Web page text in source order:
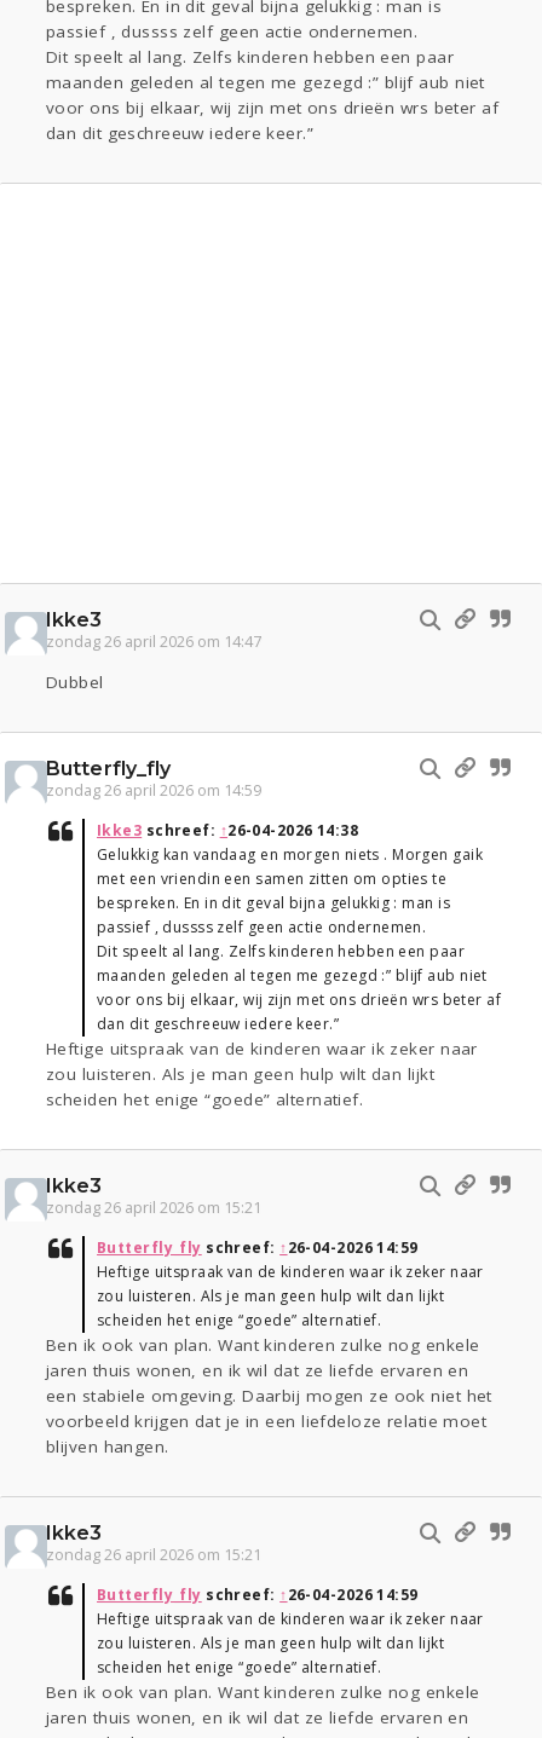
bespreken. En in dit geval bijna gelukkig : man is
passief , dussss zelf geen actie ondernemen.
Dit speelt al lang. Zelfs kinderen hebben een paar
maanden geleden al tegen me gezegd :” blijf aub niet
voor ons bij elkaar, wij zijn met ons drieën wrs beter af
dan dit geschreeuw iedere keer.”
Ikke3
zondag 26 april 2026 om 14:47
Dubbel
Butterfly_fly
zondag 26 april 2026 om 14:59
Ikke3 schreef: ↑26-04-2026 14:38
Gelukkig kan vandaag en morgen niets . Morgen gaik
met een vriendin een samen zitten om opties te
bespreken. En in dit geval bijna gelukkig : man is
passief , dussss zelf geen actie ondernemen.
Dit speelt al lang. Zelfs kinderen hebben een paar
maanden geleden al tegen me gezegd :” blijf aub niet
voor ons bij elkaar, wij zijn met ons drieën wrs beter af
dan dit geschreeuw iedere keer.”
Heftige uitspraak van de kinderen waar ik zeker naar
zou luisteren. Als je man geen hulp wilt dan lijkt
scheiden het enige “goede” alternatief.
Ikke3
zondag 26 april 2026 om 15:21
Butterfly_fly schreef: ↑26-04-2026 14:59
Heftige uitspraak van de kinderen waar ik zeker naar
zou luisteren. Als je man geen hulp wilt dan lijkt
scheiden het enige “goede” alternatief.
Ben ik ook van plan. Want kinderen zulke nog enkele
jaren thuis wonen, en ik wil dat ze liefde ervaren en
een stabiele omgeving. Daarbij mogen ze ook niet het
voorbeeld krijgen dat je in een liefdeloze relatie moet
blijven hangen.
Ikke3
zondag 26 april 2026 om 15:21
Butterfly_fly schreef: ↑26-04-2026 14:59
Heftige uitspraak van de kinderen waar ik zeker naar
zou luisteren. Als je man geen hulp wilt dan lijkt
scheiden het enige “goede” alternatief.
Ben ik ook van plan. Want kinderen zulke nog enkele
jaren thuis wonen, en ik wil dat ze liefde ervaren en